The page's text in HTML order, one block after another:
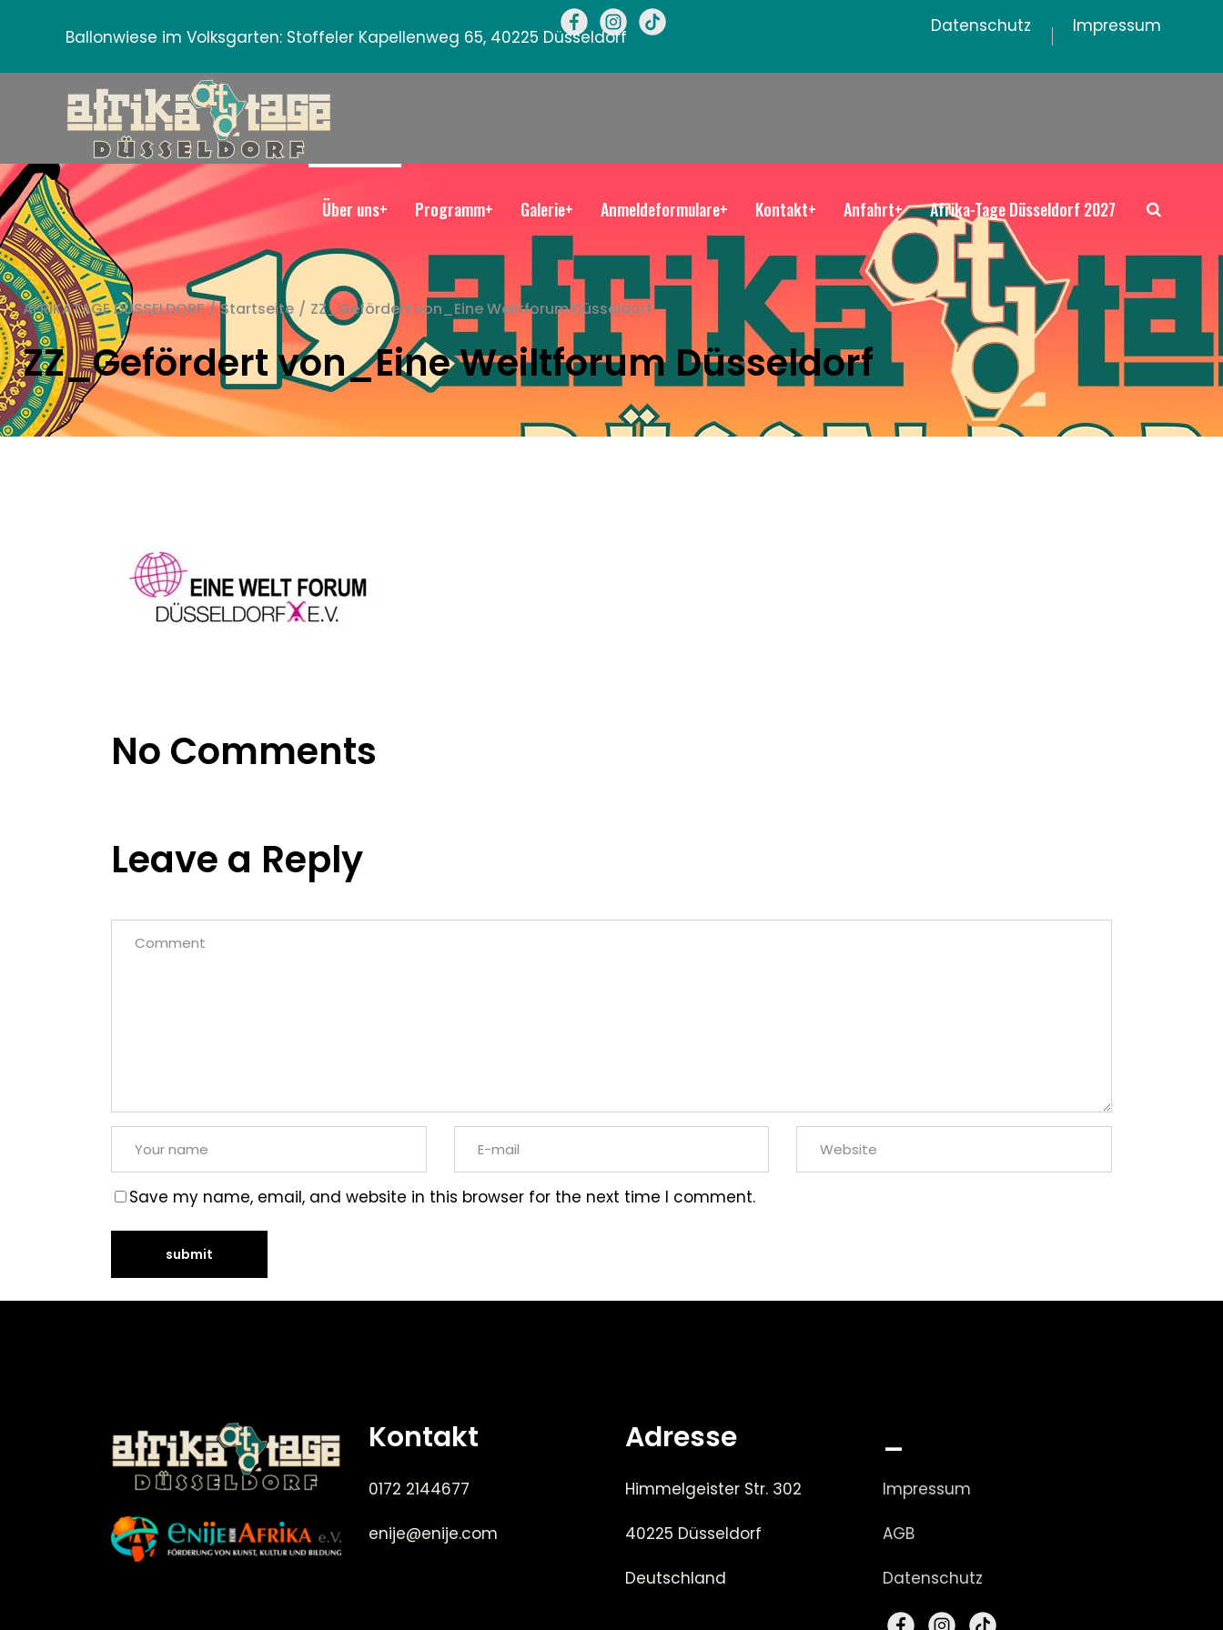
Ballonwiese im Volksgarten: Stoffeler Kapellenweg 65, 40225 Düsseldorf
Datenschutz Impressum
Über uns+ Programm+ Galerie+ Anmeldeformulare+ Kontakt+ Anfahrt+ Afrika-Tage Düsseldorf 2027
AFRIKATAGE DÜSSELDORF / Startseite / ZZ_Gefördert von_Eine Weiltforum Düsseldorf
ZZ_Gefördert von_Eine Weiltforum Düsseldorf
No Comments
Leave a Reply
Save my name, email, and website in this browser for the next time I comment.
Kontakt
0172 2144677
enije@enije.com
Adresse
Himmelgeister Str. 302
40225 Düsseldorf
Deutschland
_
Impressum
AGB
Datenschutz